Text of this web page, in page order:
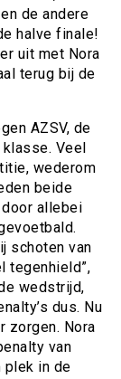
de andere
halve finale!
uit met Nora
terug bij de
AZSV, de
Veel
wederom
beide
allebei
schoten van
tegenhield”,
wedstrijd,
dus. Nu
zorgen. Nora
van
plek in de